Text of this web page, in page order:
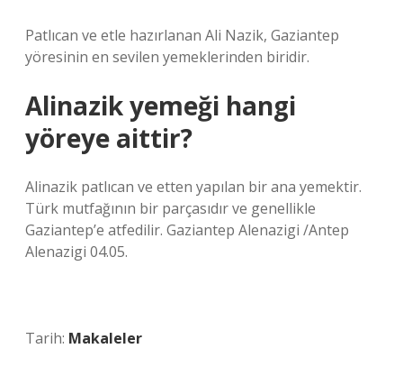
Patlıcan ve etle hazırlanan Ali Nazik, Gaziantep
yöresinin en sevilen yemeklerinden biridir.
Alinazik yemeği hangi
yöreye aittir?
Alinazik patlıcan ve etten yapılan bir ana yemektir.
Türk mutfağının bir parçasıdır ve genellikle
Gaziantep’e atfedilir. Gaziantep Alenazigi /Antep
Alenazigi 04.05.
Tarih: Makaleler